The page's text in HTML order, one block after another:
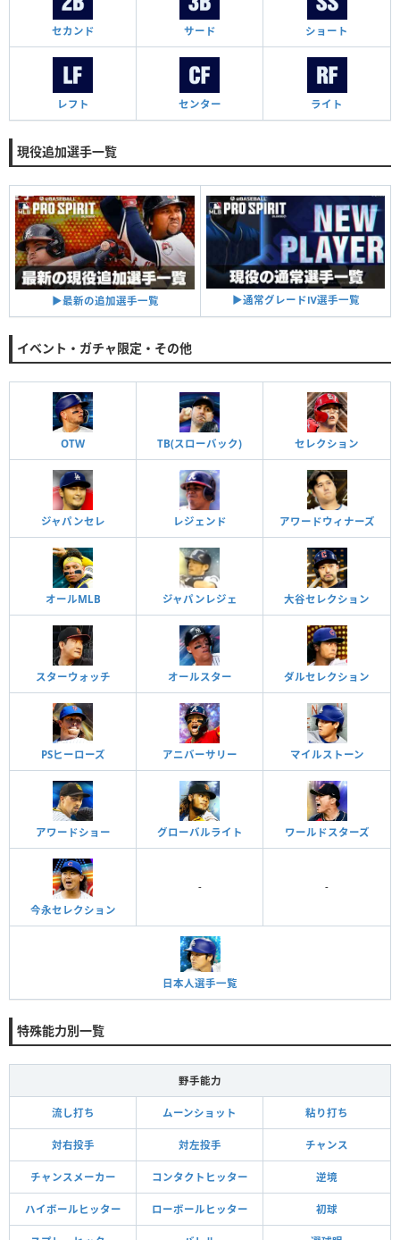
セカンド サード ショート
レフト センター ライト
現役追加選手一覧
▶︎最新の追加選手一覧 ▶︎通常グレードⅣ選手一覧
イベント・ガチャ限定・その他
OTW TB(スローバック) セレクション
ジャパンセレ レジェンド アワードウィナーズ
オールMLB ジャパンレジェ 大谷セレクション
スターウォッチ オールスター ダルセレクション
PSヒーローズ アニバーサリー マイルストーン
アワードショー グローバルライト ワールドスターズ
今永セレクション
- -
日本人選手一覧
特殊能力別一覧
野手能力
流し打ち ムーンショット 粘り打ち
対右投手 対左投手 チャンス
チャンスメーカー コンタクトヒッター 逆境
ハイボールヒッター ローボールヒッター 初球